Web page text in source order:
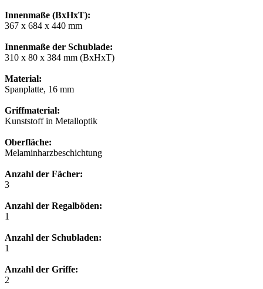
Innenmaße (BxHxT):
367 x 684 x 440 mm
Innenmaße der Schublade:
310 x 80 x 384 mm (BxHxT)
Material:
Spanplatte, 16 mm
Griffmaterial:
Kunststoff in Metalloptik
Oberfläche:
Melaminharzbeschichtung
Anzahl der Fächer:
3
Anzahl der Regalböden:
1
Anzahl der Schubladen:
1
Anzahl der Griffe:
2